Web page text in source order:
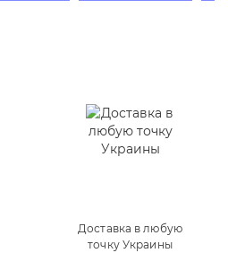
Доставка в любую
точку Украины